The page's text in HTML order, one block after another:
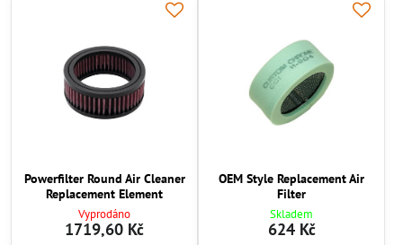
Powerfilter Round Air Cleaner
Replacement Element
Vyprodáno
1719,60 Kč
OEM Style Replacement Air
Filter
Skladem
624 Kč